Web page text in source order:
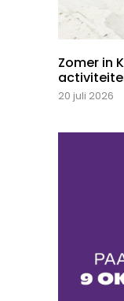
Zomer in
20 juli 2026